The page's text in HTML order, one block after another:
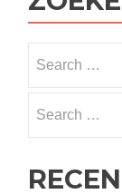
for:
for: